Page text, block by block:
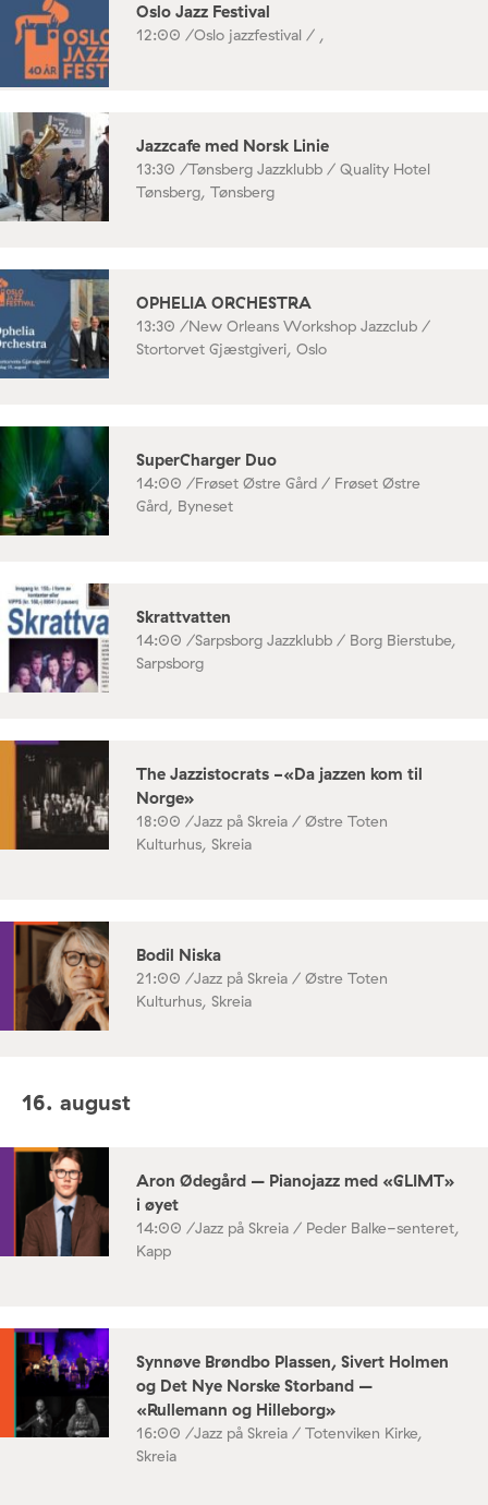
Oslo Jazz Festival
12:00 /Oslo jazzfestival / ,
Jazzcafe med Norsk Linie
13:30 /Tønsberg Jazzklubb / Quality Hotel
Tønsberg, Tønsberg
OPHELIA ORCHESTRA
13:30 /New Orleans Workshop Jazzclub /
Stortorvet Gjæstgiveri, Oslo
SuperCharger Duo
14:00 /Frøset Østre Gård / Frøset Østre
Gård, Byneset
Skrattvatten
14:00 /Sarpsborg Jazzklubb / Borg Bierstube,
Sarpsborg
The Jazzistocrats -«Da jazzen kom til
Norge»
18:00 /Jazz på Skreia / Østre Toten
Kulturhus, Skreia
Bodil Niska
21:00 /Jazz på Skreia / Østre Toten
Kulturhus, Skreia
16. august
Aron Ødegård – Pianojazz med «GLIMT»
i øyet
14:00 /Jazz på Skreia / Peder Balke-senteret,
Kapp
Synnøve Brøndbo Plassen, Sivert Holmen
og Det Nye Norske Storband –
«Rullemann og Hilleborg»
16:00 /Jazz på Skreia / Totenviken Kirke,
Skreia